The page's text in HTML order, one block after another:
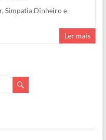
, Simpatia Dinheiro e
Ler mais